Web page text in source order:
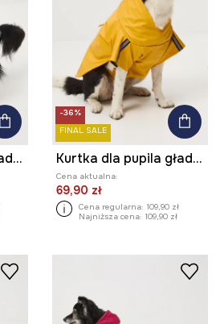
Kurtka dla pupila gładka
-36%
FINAL SALE
Kurtka dla pupila gładka
Cena aktualna:
69,90 zł
Cena regularna: 109,90 zł
Najniższa cena: 109,90 zł